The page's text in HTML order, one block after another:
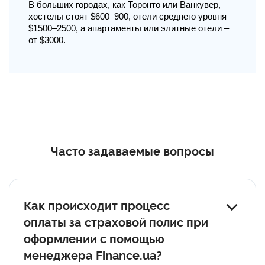
В больших городах, как Торонто или Ванкувер,
хостелы стоят $600–900, отели среднего уровня –
$1500–2500, а апартаменты или элитные отели –
от $3000.
Часто задаваемые вопросы
Как происходит процесс
оплаты за страховой полис при
оформлении с помощью
менеджера Finance.ua?